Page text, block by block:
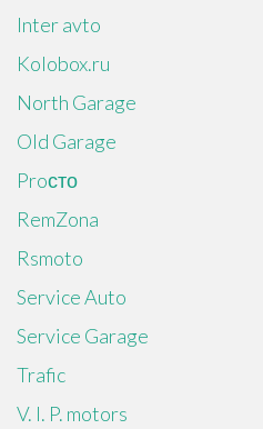
Inter avto
Kolobox.ru
North Garage
Old Garage
Proсто
RemZona
Rsmoto
Service Auto
Service Garage
Trafic
V. I. P. motors